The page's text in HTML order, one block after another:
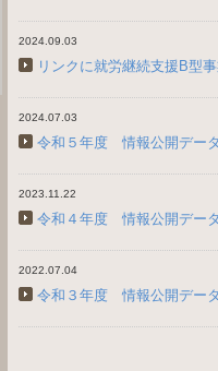
2024.09.03
リンクに就労継続支援B型
2024.07.03
令和５年度 情報公開デー
2023.11.22
令和４年度 情報公開デー
2022.07.04
令和３年度 情報公開デー